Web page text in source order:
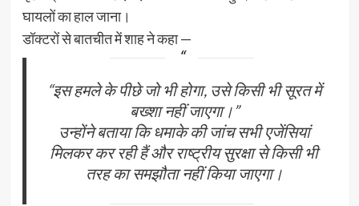
घायलों का हाल जाना।
डॉक्टरों से बातचीत में शाह ने कहा —
“इस हमले के पीछे जो भी होगा, उसे किसी भी सूरत में
बख्शा नहीं जाएगा।”
उन्होंने बताया कि धमाके की जांच सभी एजेंसियां
मिलकर कर रही हैं और राष्ट्रीय सुरक्षा से किसी भी
तरह का समझौता नहीं किया जाएगा।